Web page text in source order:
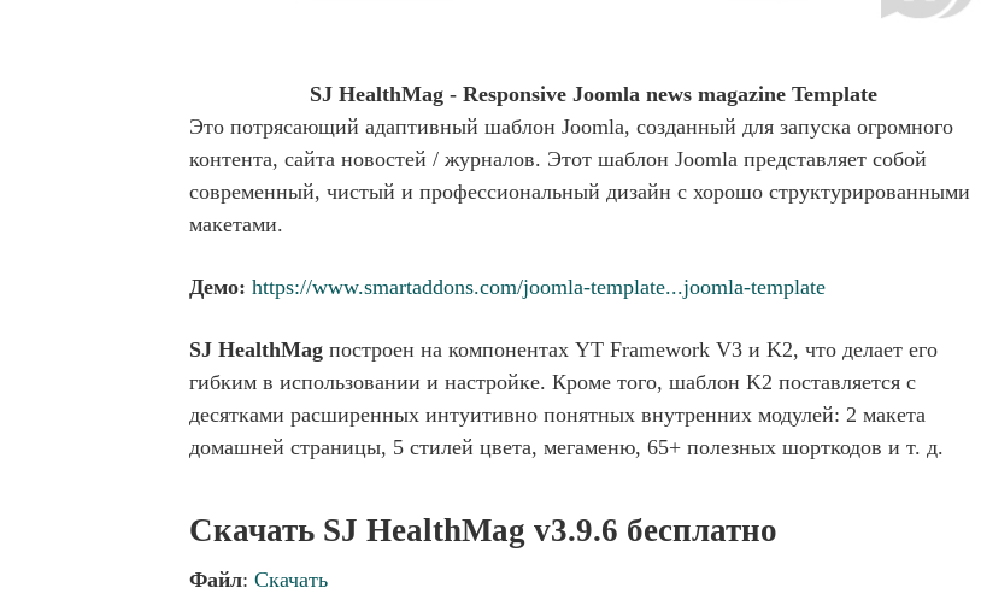
SJ HealthMag - Responsive Joomla news magazine Template
Это потрясающий адаптивный шаблон Joomla, созданный для запуска огромного
контента, сайта новостей / журналов. Этот шаблон Joomla представляет собой
современный, чистый и профессиональный дизайн с хорошо структурированными
макетами.
Демо: https://www.smartaddons.com/joomla-template...joomla-template
SJ HealthMag построен на компонентах YT Framework V3 и K2, что делает его
гибким в использовании и настройке. Кроме того, шаблон K2 поставляется с
десятками расширенных интуитивно понятных внутренних модулей: 2 макета
домашней страницы, 5 стилей цвета, мегаменю, 65+ полезных шорткодов и т. д.
Скачать SJ HealthMag v3.9.6 бесплатно
Файл: Скачать